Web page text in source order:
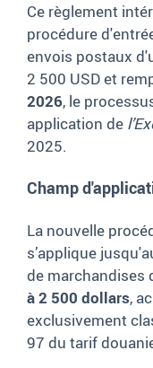
Ce règlement
procédure
envois postaux
2 500 USD et
2026, le
application de
2025.
Champ
La nouvelle
s’applique
de marchandises
à 2 500 dollars,
exclusivement
97 du tarif